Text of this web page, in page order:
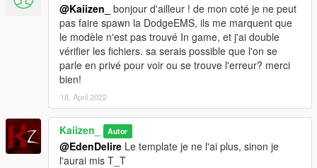
@Kaiizen_
bonjour d'ailleur ! de mon coté je ne peut
pas faire spawn la DodgeEMS, ils me marquent que
le modèle n'est pas trouvé In game, et j'ai double
vérifier les fichiers. sa serais possible que l'on se
parle en privé pour voir ou se trouve l'erreur? merci
bien!
18. April 2022
Kaiizen_ Autor
@EdenDelire Le template je ne l'ai plus, sinon je
l'aurai mis T_T